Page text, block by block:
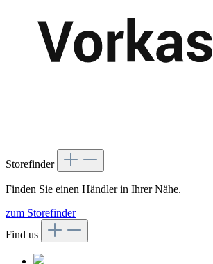
Storefinder
Finden Sie einen Händler in Ihrer Nähe.
zum Storefinder
Find us